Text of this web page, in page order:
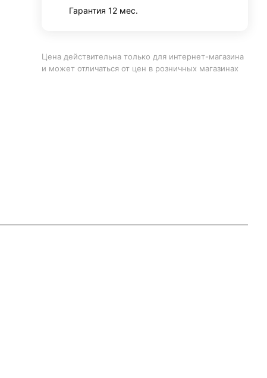
Гарантия 12 мес.
Цена действительна только для интернет-магазина
и может отличаться от цен в розничных магазинах